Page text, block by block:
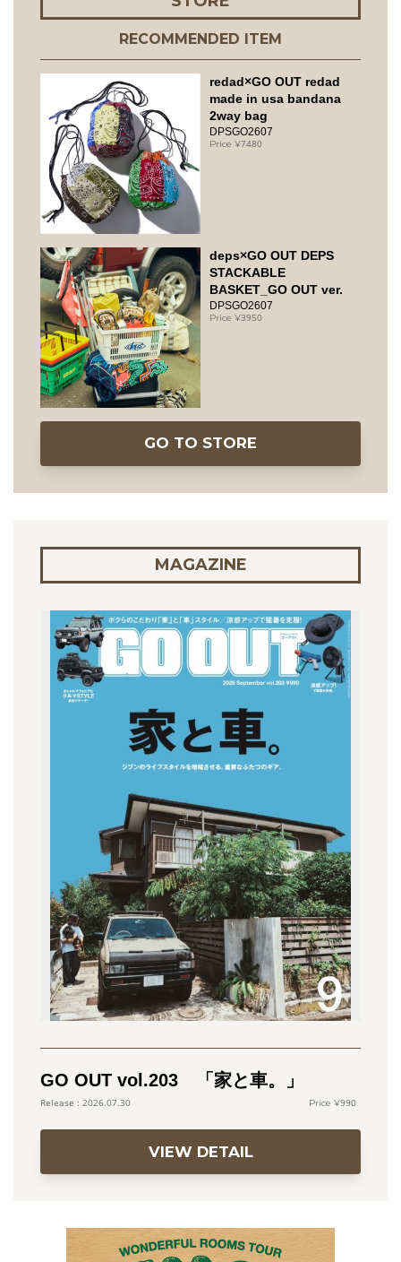
RECOMMENDED ITEM
redad×GO OUT redad
made in usa bandana
2way bag
DPSGO2607
7480
deps×GO OUT DEPS
STACKABLE
BASKET_GO OUT ver.
DPSGO2607
3950
GO TO STORE
MAGAZINE
GO OUT vol.203 「家と車。」
2026.07.30 990
VIEW DETAIL